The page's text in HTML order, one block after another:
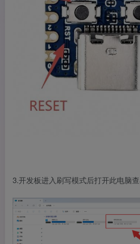
3.开发板进入刷写模式后打开此电脑